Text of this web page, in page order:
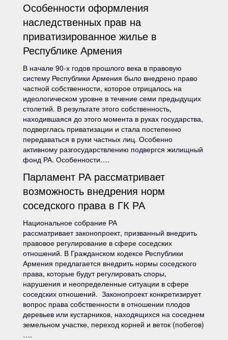
Особенности оформления
наследственных прав на
приватизированное жилье в
Республике Армения
В начале 90-х годов прошлого века в правовую
систему Республики Армения было внедрено право
частной собственности, которое отрицалось на
идеологическом уровне в течение семи предыдущих
столетий. В результате этого собственность,
находившаяся до этого момента в руках государства,
подверглась приватизации и стала постепенно
передаваться в руки частных лиц. Особенно
активному разгосударствлению подвергся жилищный
фонд РА. Особенности….
Парламент РА рассматривает
возможность внедрения норм
соседского права в ГК РА
Национальное собрание РА
рассматривает законопроект, призванный внедрить
правовое регулирование в сфере соседских
отношений. В Гражданском кодексе Республики
Армения предлагается внедрить нормы соседского
права, которые будут регулировать споры,
нарушения и неопределенные ситуации в сфере
соседских отношений. Законопроект конкретизирует
вопрос права собственности в отношении плодов
деревьев или кустарников, находящихся на соседнем
земельном участке, переход корней и веток (побегов)
….